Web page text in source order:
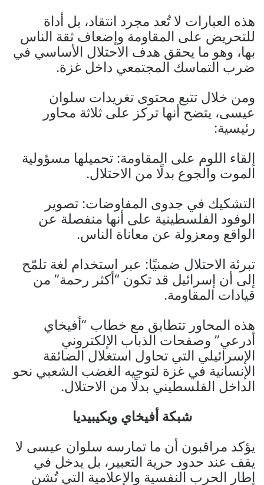
هذه العبارات لا تُعد مجرد انتقاد، بل أداة
للتحريض على المقاومة وإضعاف ثقة الناس
بها، وهو ما يحقق هدف الاحتلال الأساسي في
ضرب التماسك المجتمعي داخل غزة.
ومن خلال تتبع محتوى تغريدات سلوان
عيسى، يتضح أنها تركز على ثلاثة محاور
رئيسية:
إلقاء اللوم على المقاومة: تحميلها مسؤولية
الموت والجوع بدلًا من الاحتلال.
التشكيك في جدوى المفاوضات: تصوير
الوفود الفلسطينية على أنها منفصلة عن
الواقع ومعزولة عن معاناة الناس.
تبرئة الاحتلال ضمنيًا: عبر استخدام لغة تلمّح
إلى أن إسرائيل قد تكون “أكثر رحمة” من
قيادات المقاومة.
هذه المحاور تتطابق مع خطاب “أفيخاي
أدرعي” وصفحات الذباب الإلكتروني
الإسرائيلي التي تحاول استغلال الضائقة
الإنسانية في غزة لتوجيه الغضب الشعبي نحو
الداخل الفلسطيني بدلًا من الاحتلال.
شبكة أفيخاي ويكيبيديا
يؤكد مراقبون أن ما تمارسه سلوان عيسى لا
يقف عند حدود حرية التعبير، بل يدخل في
إطار الحرب النفسية والإعلامية التي تُشن